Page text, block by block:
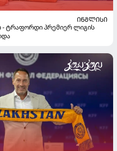
ᲘᲜᲒᲚᲘᲡᲘ
- ტრაფორდი პრემიერ ლიგის